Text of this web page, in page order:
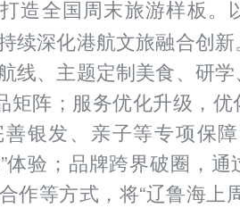
造全国周末旅游样板。
续深化港航文旅融合创
线、主题定制美食、研
矩阵；服务优化升级，
银发、亲子等专项保
体验；品牌跨界破圈，
作等方式，将“辽鲁海上